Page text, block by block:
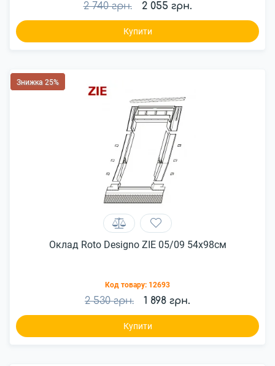
2 740 грн. 2 055 грн.
Купити
Знижка 25%
Оклад Roto Designo ZIE 05/09 54x98см
Код товару: 12693
2 530 грн. 1 898 грн.
Купити